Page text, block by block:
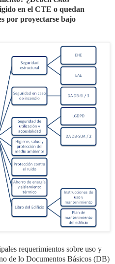
en el CTE o quedan
por proyectarse bajo
requerimientos sobre uso y
de lo Documentos Básicos (DB)